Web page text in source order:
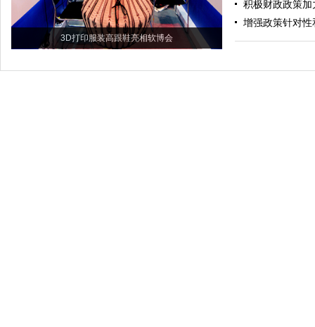
3D打印服装高跟鞋亮相软博会
积极财政政策加
增强政策针对性